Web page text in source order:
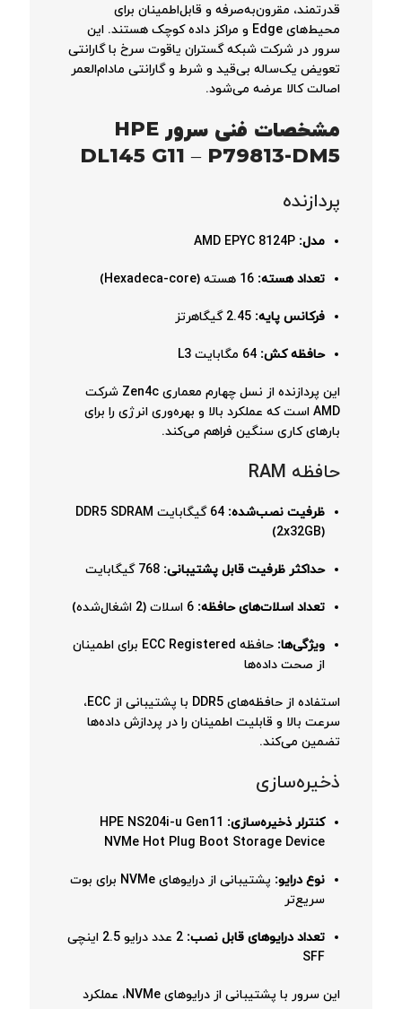
قدرتمند، مقرون‌به‌صرفه و قابل‌اطمینان برای
محیط‌های Edge و مراکز داده کوچک هستند.
این
سرور در شرکت شبکه گستران یاقوت سرخ با گارانتی
تعویض یک‌ساله بی‌قید و شرط و گارانتی مادام‌العمر
اصالت کالا عرضه می‌شود.
مشخصات فنی سرور HPE
DL145 G11 – P79813-DM5
پردازنده
مدل: AMD EPYC 8124P
تعداد هسته: 16 هسته (Hexadeca-core)
فرکانس پایه: 2.45 گیگاهرتز
حافظه کش: 64 مگابایت L3
این پردازنده از نسل چهارم معماری Zen4c شرکت
AMD است که عملکرد بالا و بهره‌وری انرژی را برای
بارهای کاری سنگین فراهم می‌کند.
حافظه RAM
ظرفیت نصب‌شده:
64 گیگابایت DDR5 SDRAM
(2x32GB)
حداکثر ظرفیت قابل پشتیبانی: 768 گیگابایت
تعداد اسلات‌های حافظه: 6 اسلات (2 اشغال‌شده)
ویژگی‌ها:
حافظه ECC Registered برای اطمینان
از صحت داده‌ها
استفاده از حافظه‌های DDR5 با پشتیبانی از ECC،
سرعت بالا و قابلیت اطمینان را در پردازش داده‌ها
تضمین می‌کند.
ذخیره‌سازی
کنترلر ذخیره‌سازی: HPE NS204i-u Gen11
NVMe Hot Plug Boot Storage Device
نوع درایو:
پشتیبانی از درایوهای NVMe برای بوت
سریع‌تر
تعداد درایوهای قابل نصب:
2 عدد درایو 2.5 اینچی
SFF
این سرور با پشتیبانی از درایوهای NVMe، عملکرد